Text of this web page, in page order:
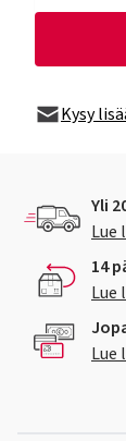
Kysy
Yli
Lue
14
Lue
Lue